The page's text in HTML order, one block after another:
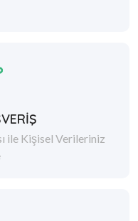
ile Kişisel Verileriniz